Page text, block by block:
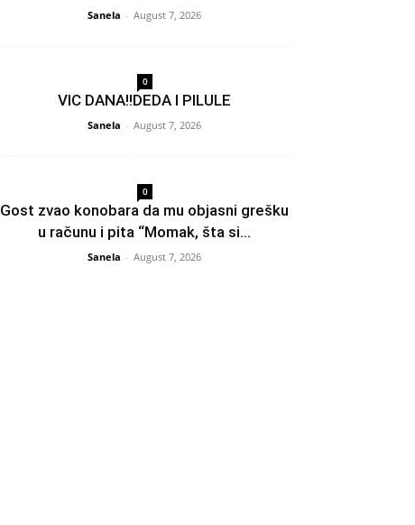
Sanela - August 7, 2026
0
VIC DANA!!DEDA I PILULE
Sanela - August 7, 2026
0
Gost zvao konobara da mu objasni grešku
u računu i pita “Momak, šta si...
Sanela - August 7, 2026